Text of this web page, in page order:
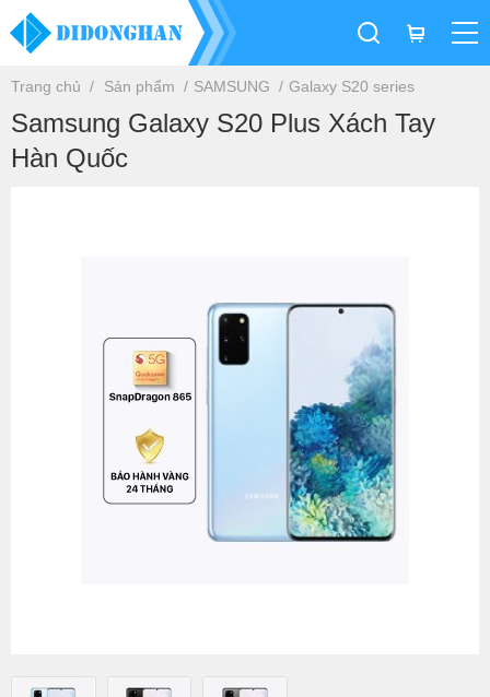
Trang chủ Sản phẩm SAMSUNG Galaxy S20 series
Samsung Galaxy S20 Plus Xách Tay
Hàn Quốc